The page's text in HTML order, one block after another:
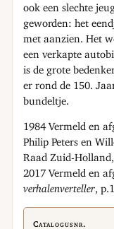
ook een slechte
geworden: het
met aanzien. Het
een verkapte
is de grote
er rond de 150.
bundeltje.
1984 Vermeld en
Philip Peters en
Raad Zuid-
2017 Vermeld en
verhalenverteller,
Catalogusnr.